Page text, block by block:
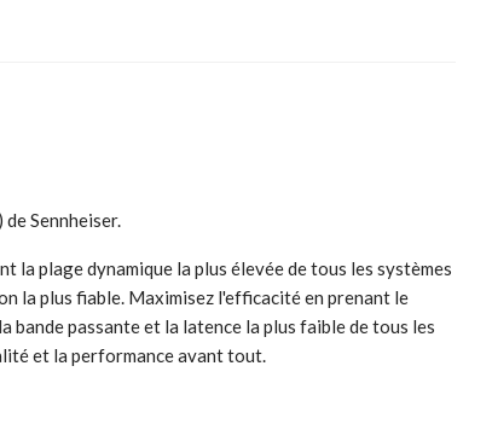
Sennheiser.
plage dynamique la plus élevée de tous les systèmes
la plus fiable. Maximisez l'efficacité en prenant le
passante et la latence la plus faible de tous les
et la performance avant tout.